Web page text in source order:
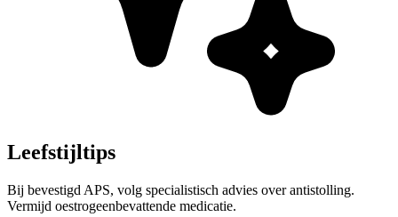
Leefstijltips
Bij bevestigd APS, volg specialistisch advies over antistolling.
Vermijd oestrogeenbevattende medicatie.